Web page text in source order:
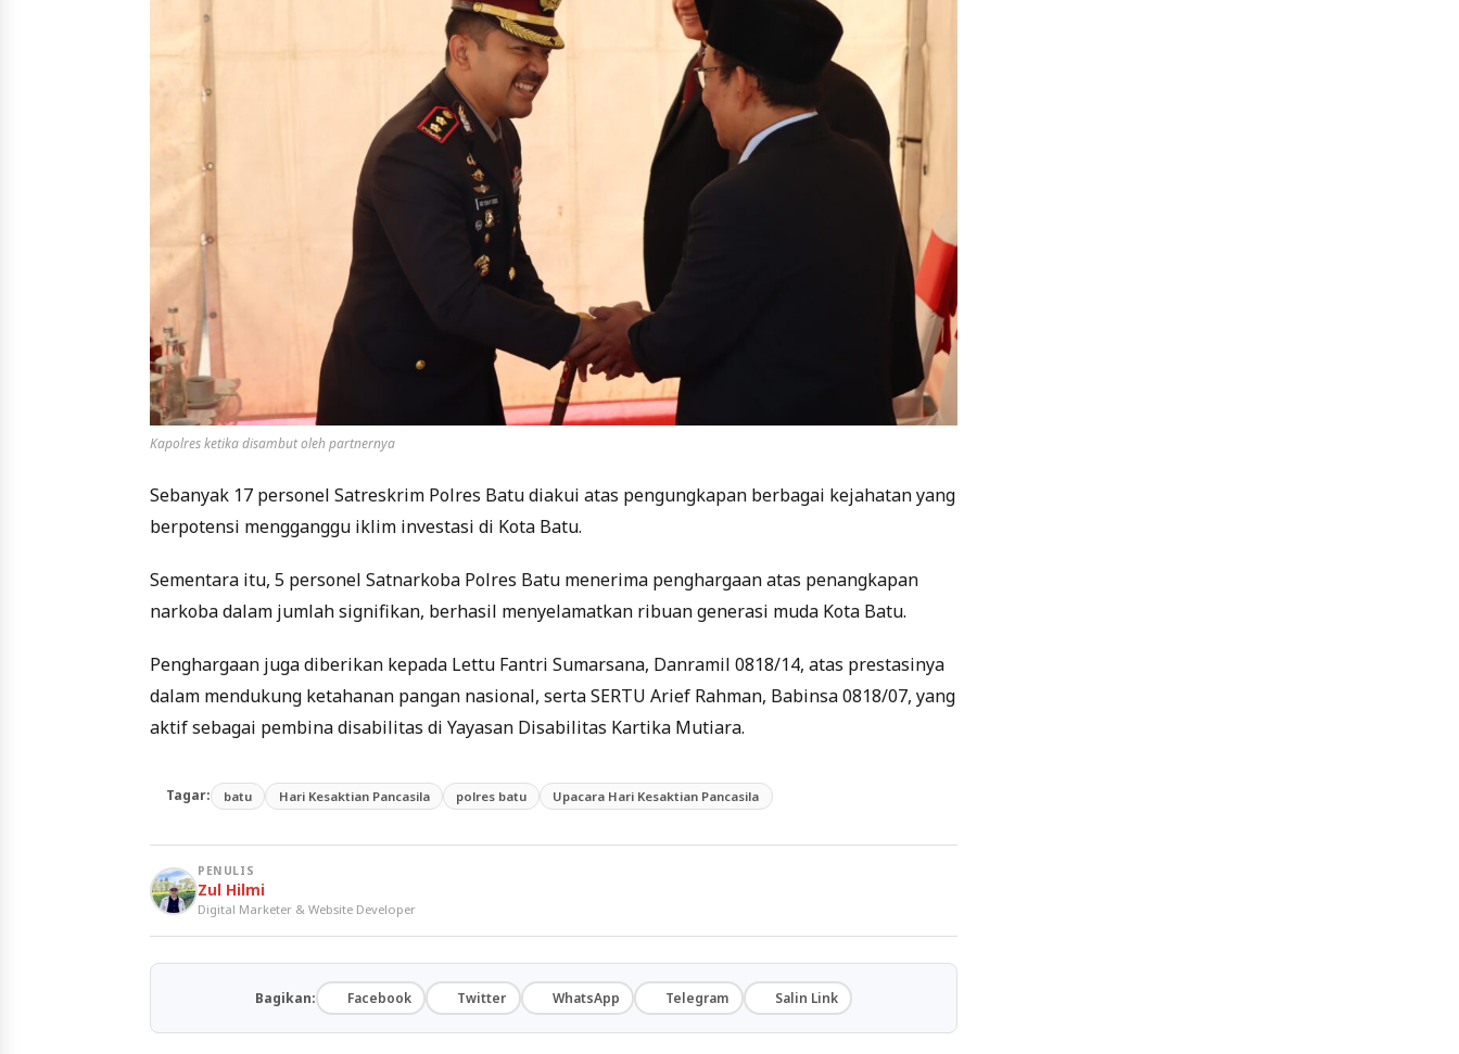
Kapolres ketika disambut oleh partnernya
Sebanyak 17 personel Satreskrim Polres Batu diakui atas pengungkapan berbagai kejahatan yang
berpotensi mengganggu iklim investasi di Kota Batu.
Sementara itu, 5 personel Satnarkoba Polres Batu menerima penghargaan atas penangkapan
narkoba dalam jumlah signifikan, berhasil menyelamatkan ribuan generasi muda Kota Batu.
Penghargaan juga diberikan kepada Lettu Fantri Sumarsana, Danramil 0818/14, atas prestasinya
dalam mendukung ketahanan pangan nasional, serta SERTU Arief Rahman, Babinsa 0818/07, yang
aktif sebagai pembina disabilitas di Yayasan Disabilitas Kartika Mutiara.
Tagar: batu Hari Kesaktian Pancasila polres batu Upacara Hari Kesaktian Pancasila
PENULIS
Zul Hilmi
Digital Marketer & Website Developer
Bagikan: Facebook Twitter WhatsApp Telegram Salin Link